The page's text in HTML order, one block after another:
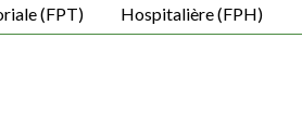
(FPT) Hospitalière (FPH)